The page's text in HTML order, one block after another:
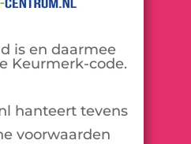
is en daarmee
Keurmerk-code.
hanteert tevens
voorwaarden